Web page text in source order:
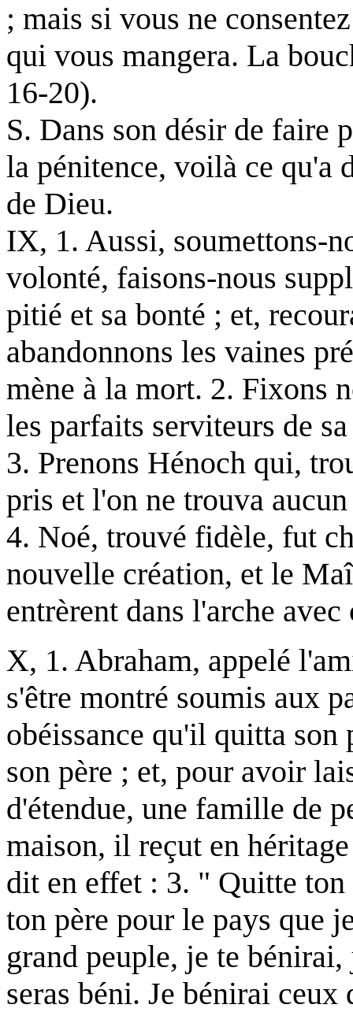
; mais si vous ne
qui vous mangera. La
16-20).
S. Dans son désir de faire
la pénitence, voilà ce qu'a
de Dieu.
IX, 1. Aussi, soumettons-
volonté, faisons-nous
pitié et sa bonté ; et,
abandonnons les vaines
mène à la mort. 2. Fixons
les parfaits serviteurs de
3. Prenons Hénoch qui,
pris et l'on ne trouva
4. Noé, trouvé fidèle, fut
nouvelle création, et le
entrèrent dans l'arche avec
X, 1. Abraham, appelé
s'être montré soumis aux
obéissance qu'il quitta
son père ; et, pour avoir
d'étendue, une famille de
maison, il reçut en
dit en effet : 3. " Quitte ton
ton père pour le pays que
grand peuple, je te
seras béni. Je bénirai